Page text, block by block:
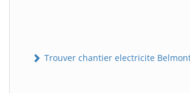
Trouver chantier electricite